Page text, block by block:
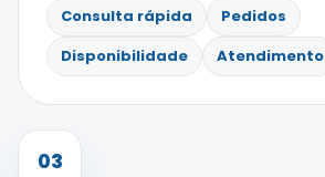
Consulta rápida
Pedidos
Disponibilidade
Atendimento
03